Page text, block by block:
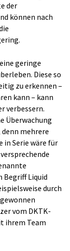
der
können nach
geringe
Diese so
zu erkennen –
kann – kann
verbessern.
Überwachung
mehrere
in Serie wäre für
Begriff Liquid
durch
vom DKTK-
ihrem Team